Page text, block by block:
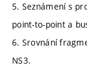
5. Seznámení s
point-to-point a
6. Srovnání
NS3.